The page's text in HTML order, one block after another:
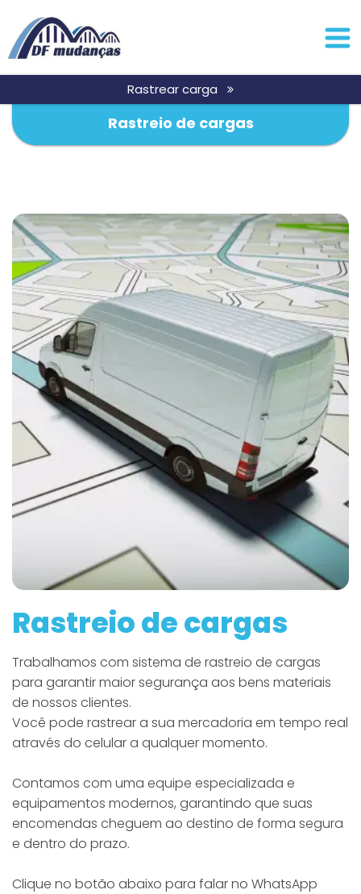
Rastrear carga
Rastreio de cargas
Rastreio de cargas
Trabalhamos com sistema de rastreio de cargas
para garantir maior segurança aos bens materiais
de nossos clientes.
Você pode rastrear a sua mercadoria em tempo real
através do celular a qualquer momento.
Contamos com uma equipe especializada e
equipamentos modernos, garantindo que suas
encomendas cheguem ao destino de forma segura
e dentro do prazo.
Clique no botão abaixo para falar no WhatsApp